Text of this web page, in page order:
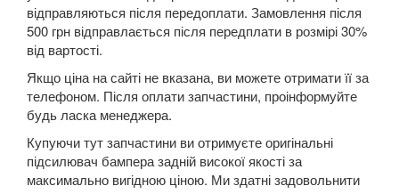
A8 D3 (4E2, 4E8)
A8 D4 (4H)
A8 D5 (5H)
e-tron Sportback
відправляються після передоплати. Замовлення після
500 грн відправлається після передплати в розмірі 30%
від вартості.
Якщо ціна на сайті не вказана, ви можете отримати її за
телефоном. Після оплати запчастини, проінформуйте
будь ласка менеджера.
Купуючи тут запчастини ви отримуєте оригінальні
підсилювач бампера задній високої якості за
максимально вигідною ціною. Ми здатні задовольнити